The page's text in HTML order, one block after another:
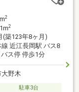
キングヒータ、シ
2
2
(築123年8ヶ月)
線 近江長岡駅 バス8
ス停 停歩1分
野木
駐車3台